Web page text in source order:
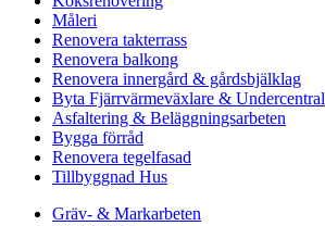
Måleri
Renovera takterrass
Renovera balkong
Renovera innergård & gårdsbjälklag
Byta Fjärrvärmeväxlare & Undercentral
Asfaltering & Beläggningsarbeten
Bygga förråd
Renovera tegelfasad
Tillbyggnad Hus
Gräv- & Markarbeten